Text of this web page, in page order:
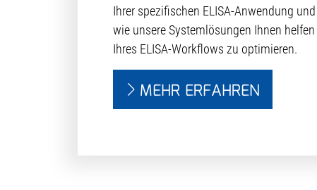
Ihrer spezifischen ELISA-Anwendung
wie unsere Systemlösungen Ihnen
Ihres ELISA-Workflows zu optimieren.
MEHR ERFAHREN